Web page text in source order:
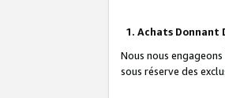
1. Achats
Nous nous
sous réserve des